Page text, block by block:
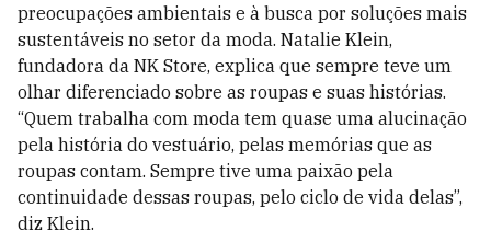
preocupações ambientais e à busca por soluções mais
sustentáveis no setor da moda. Natalie Klein,
fundadora da NK Store, explica que sempre teve um
olhar diferenciado sobre as roupas e suas histórias.
“Quem trabalha com moda tem quase uma alucinação
pela história do vestuário, pelas memórias que as
roupas contam. Sempre tive uma paixão pela
continuidade dessas roupas, pelo ciclo de vida delas”,
diz Klein.